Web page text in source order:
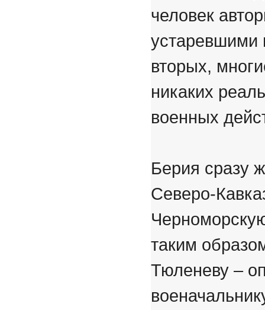
человек
устаревшими
вторых,
никаких
военных
Берия сразу
Северо-
таким
Тюленеву –